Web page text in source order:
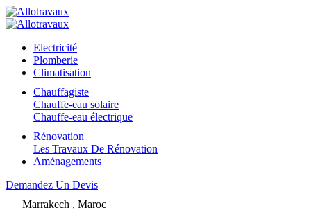
Electricité
Plomberie
Climatisation
Chauffagiste
Chauffe-eau solaire
Chauffe-eau électrique
Rénovation
Les Travaux De Rénovation
Aménagements
Demandez Un Devis
Marrakech , Maroc